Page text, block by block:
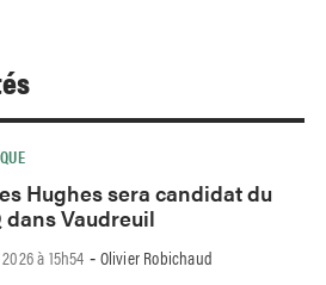
Hughes sera candidat du
dans Vaudreuil
à 15h54 - Olivier Robichaud